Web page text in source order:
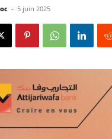
- 5 juin 2025